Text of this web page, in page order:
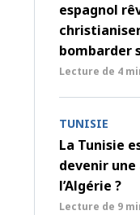
espagnol
bombarder
Lecture de 4
TUNISIE
La Tunisie
devenir
l’Algérie ?
Lecture de 9